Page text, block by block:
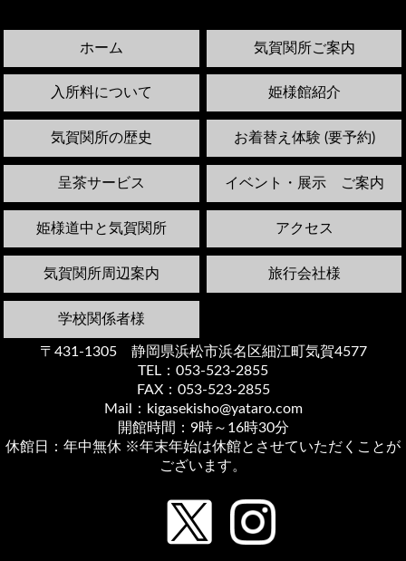
ホーム 気賀関所ご案内
入所料について 姫様館紹介
気賀関所の歴史 お着替え体験 (要予約)
呈茶サービス イベント・展示 ご案内
姫様道中と気賀関所 アクセス
気賀関所周辺案内 旅行会社様
学校関係者様
〒431-1305 静岡県浜松市浜名区細江町気賀4577
TEL：053-523-2855
FAX：053-523-2855
Mail：kigasekisho@yataro.com
開館時間：9時～16時30分
休館日：年中無休 ※年末年始は休館とさせていただくことが
ございます。